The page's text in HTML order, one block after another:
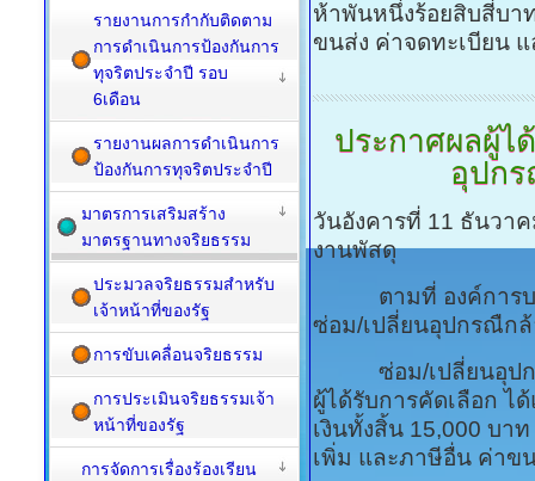
ห้าพันหนึ่งร้อยสิบสี่บ
ขนส่ง ค่าจดทะเบียน
ประกาศผลผู้ไ
อุปก
วันอังคารที่ 11 ธันวา
งานพัสดุ
ตามที่ องค์การบริห
ซ่อม/เปลี่ยนอุปกรณืกล้
ซ่อม/เปลี่ยนอุปกรณ์
ผู้ได้รับการคัดเลือก ไ
เงินทั้งสิ้น 15,000 บ
เพิ่ม และภาษีอื่น ค่าข
รายงานการกำกับติดตาม
การดำเนินการป้องกันการ
ทุจริตประจำปี รอบ
6เดือน
รายงานผลการดำเนินการ
ป้องกันการทุจริตประจำปี
มาตรการเสริมสร้าง
มาตรฐานทางจริยธรรม
ประมวลจริยธรรมสำหรับ
เจ้าหน้าที่ของรัฐ
การขับเคลื่อนจริยธรรม
การประเมินจริยธรรมเจ้า
หน้าที่ของรัฐ
การจัดการเรื่องร้องเรียน